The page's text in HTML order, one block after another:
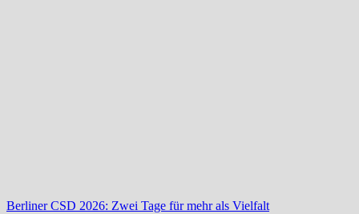
Berliner CSD 2026: Zwei Tage für mehr als Vielfalt